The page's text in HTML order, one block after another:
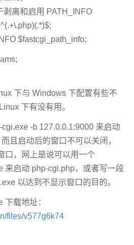
离和启用 PATH_INFO
$fastcgi_path_info;
下与 Windows 下配置有些不
下有没有用。
-b 127.0.0.1:9000 来启动
且启动后的窗口不可以关闭，
口，网上是说可以用一个
来启动 php-cgi.php，或者写一段
以达到不显示窗口的目的。
载地址：
files/v577g6k74